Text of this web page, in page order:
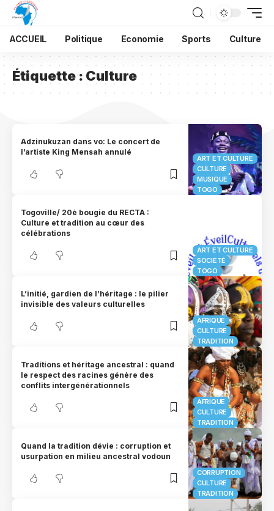
ACCUEIL Politique Economie Sports Culture
Étiquette : Culture
ART ET CULTURE
CULTURE
MUSIQUE
TOGO
Adzinukuzan dans vo: Le concert de
l’artiste King Mensah annulé
ART ET CULTURE
SOCIÉTÉ
TOGO
Togoville/ 20è bougie du RECTA :
Culture et tradition au cœur des
célébrations
AFRIQUE
CULTURE
TRADITION
L’initié, gardien de l’héritage : le pilier
invisible des valeurs culturelles
AFRIQUE
CULTURE
TRADITION
Traditions et héritage ancestral : quand
le respect des racines génère des
conflits intergénérationnels
CORRUPTION
CULTURE
TRADITION
Quand la tradition dévie : corruption et
usurpation en milieu ancestral vodoun